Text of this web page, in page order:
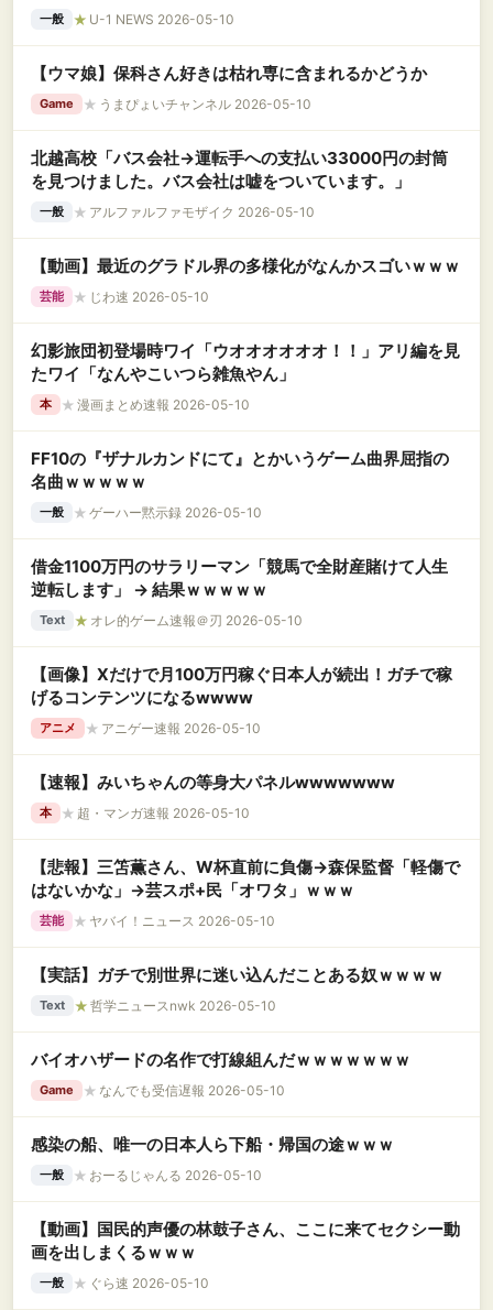
封筒が発見されたが……
一般 ★ U-1 NEWS 2026-05-10
【ウマ娘】保科さん好きは枯れ専に含まれるかどうか
Game ★ うまぴょいチャンネル 2026-05-10
北越高校「バス会社→運転手への支払い33000円の封筒
を見つけました。バス会社は嘘をついています。」
一般 ★ アルファルファモザイク 2026-05-10
【動画】最近のグラドル界の多様化がなんかスゴいｗｗｗ
芸能 ★ じわ速 2026-05-10
幻影旅団初登場時ワイ「ウオオオオオオ！！」アリ編を見
たワイ「なんやこいつら雑魚やん」
本 ★ 漫画まとめ速報 2026-05-10
FF10の『ザナルカンドにて』とかいうゲーム曲界屈指の
名曲ｗｗｗｗｗ
一般 ★ ゲーハー黙示録 2026-05-10
借金1100万円のサラリーマン「競馬で全財産賭けて人生
逆転します」 → 結果ｗｗｗｗｗ
Text ★ オレ的ゲーム速報＠刃 2026-05-10
【画像】Xだけで月100万円稼ぐ日本人が続出！ガチで稼
げるコンテンツになるwwww
アニメ ★ アニゲー速報 2026-05-10
【速報】みいちゃんの等身大パネルwwwwwww
本 ★ 超・マンガ速報 2026-05-10
【悲報】三笘薫さん、W杯直前に負傷→森保監督「軽傷で
はないかな」→芸スポ+民「オワタ」ｗｗｗ
芸能 ★ ヤバイ！ニュース 2026-05-10
【実話】ガチで別世界に迷い込んだことある奴ｗｗｗｗ
Text ★ 哲学ニュースnwk 2026-05-10
バイオハザードの名作で打線組んだｗｗｗｗｗｗｗ
Game ★ なんでも受信遅報 2026-05-10
感染の船、唯一の日本人ら下船・帰国の途ｗｗｗ
一般 ★ おーるじゃんる 2026-05-10
【動画】国民的声優の林鼓子さん、ここに来てセクシー動
画を出しまくるｗｗｗ
一般 ★ ぐら速 2026-05-10